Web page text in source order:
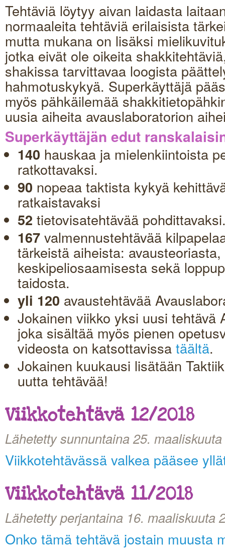
Tehtäviä löytyy aivan laidasta
normaaleita tehtäviä erilaisista
mutta mukana on lisäksi
jotka eivät ole oikeita
shakissa tarvittavaa loogista
hahmotuskykyä. Superkäyttäjä
myös pähkäilemää
uusia aiheita avauslaboratorion
Superkäyttäjän edut
140 hauskaa ja mielenkiintoista
ratkottavaksi.
90 nopeaa taktista kykyä
ratkaistavaksi
52 tietovisatehtävää
167 valmennustehtävää
tärkeistä aiheista: avausteoriasta,
keskipeliosaamisesta sekä
taidosta.
yli 120 avaustehtävää
Jokainen viikko yksi uusi tehtävä
joka sisältää myös pienen
videosta on katsottavissa täältä.
Jokainen kuukausi lisätään
uutta tehtävää!
Viikkotehtävä 12/2018
Lähetetty sunnuntaina 25.
Viikkotehtävässä valkea pääsee
Viikkotehtävä 11/2018
Lähetetty perjantaina 16. maaliskuuta
Onko tämä tehtävä jostain muusta